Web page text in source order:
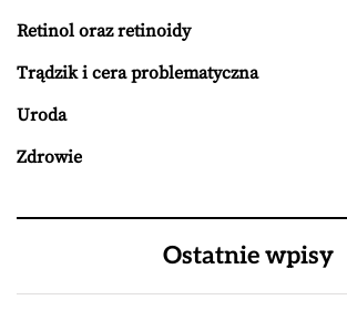
Retinol oraz retinoidy
Trądzik i cera problematyczna
Uroda
Zdrowie
Ostatnie wpisy